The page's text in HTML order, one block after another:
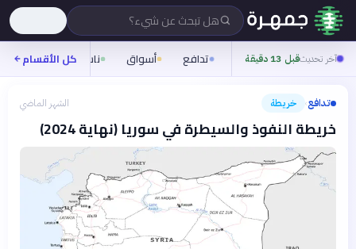
هل تبحث عن شيء؟
آخر تحديثقبل 13 دقيقة تدافع أسواق ناس روح
كل الأقسام
تدافع› خريطة الشهر الماضي
خريطة النفوذ والسيطرة في سوريا (نهاية 2024)